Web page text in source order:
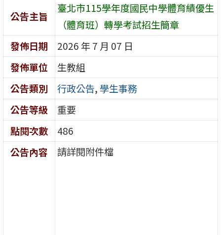
公告主旨
臺北市115學年度國民中學體育績優生
（體育班）轉學考試招生簡章
發佈日期
2026 年 7 月 07 日
發佈單位
生教組
公告類別
行政公告, 學生事務
公告等級
重要
點閱次數
486
公告內容
請詳閱附件檔